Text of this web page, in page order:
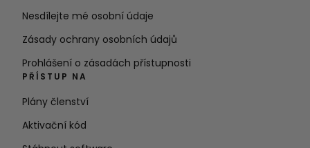
Nesdílejte mé osobní údaje
Zásady ochrany osobních údajů
Prohlášení o zásadách přístupnosti
PŘÍSTUP NA
Plány členství
Aktivační kód